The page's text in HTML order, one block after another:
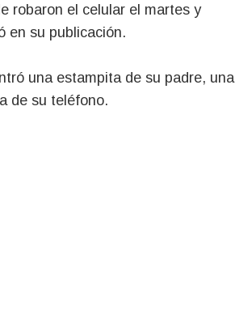
robaron el celular el martes y
en su publicación.
una estampita de su padre, una
de su teléfono.